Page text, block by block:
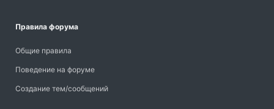
Правила форума
Общие правила
Поведение на форуме
Создание тем/сообщений